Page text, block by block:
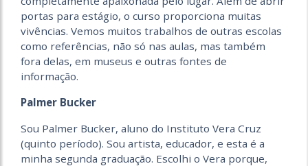
portas para estágio, o curso proporciona muitas
vivências. Vemos muitos trabalhos de outras escolas
como referências, não só nas aulas, mas também
fora delas, em museus e outras fontes de
informação.
Palmer Bucker
Sou Palmer Bucker, aluno do Instituto Vera Cruz
(quinto período). Sou artista, educador, e esta é a
minha segunda graduação. Escolhi o Vera porque,